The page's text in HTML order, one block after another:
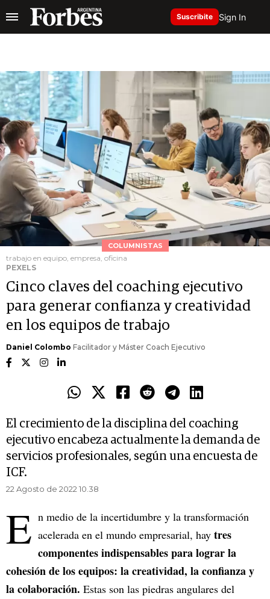
Suscribite Sign In
COLUMNISTAS
trabajo en equipo, empresa, oficina
PEXELS
Cinco claves del coaching ejecutivo
para generar confianza y creatividad
en los equipos de trabajo
Daniel Colombo Facilitador y Máster Coach Ejecutivo
El crecimiento de la disciplina del coaching
ejecutivo encabeza actualmente la demanda de
servicios profesionales, según una encuesta de
ICF.
22 Agosto de 2022 10.38
E n medio de la incertidumbre y la transformación
acelerada en el mundo empresarial, hay tres
componentes indispensables para lograr la
cohesión de los equipos: la creatividad, la confianza y
la colaboración. Estas son las piedras angulares del